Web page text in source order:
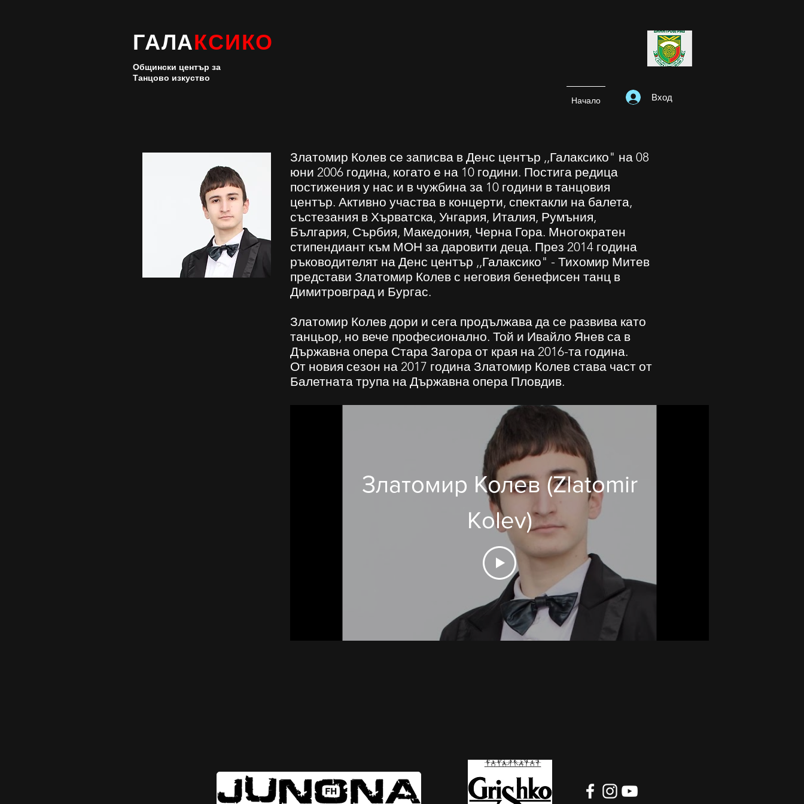
ГАЛАКСИКО
Общински център за
Танцово изкуство
Начало Вход
Златомир Колев се записва в Денс център ,,Галаксико" на 08
юни 2006 година, когато е на 10 години. Постига редица
постижения у нас и в чужбина за 10 години в танцовия
център. Активно участва в концерти, спектакли на балета,
състезания в Хърватска, Унгария, Италия, Румъния,
България, Сърбия, Македония, Черна Гора. Многократен
стипендиант към МОН за даровити деца. През 2014 година
ръководителят на Денс център ,,Галаксико" - Тихомир Митев
представи Златомир Колев с неговия бенефисен танц в
Димитровград и Бургас.
Златомир Колев дори и сега продължава да се развива като
танцьор, но вече професионално. Той и Ивайло Янев са в
Държавна опера Стара Загора от края на 2016-та година.
От новия сезон на 2017 година Златомир Колев става част от
Балетната трупа на Държавна опера Пловдив.
Златомир Колев (Zlatomir
Kolev)